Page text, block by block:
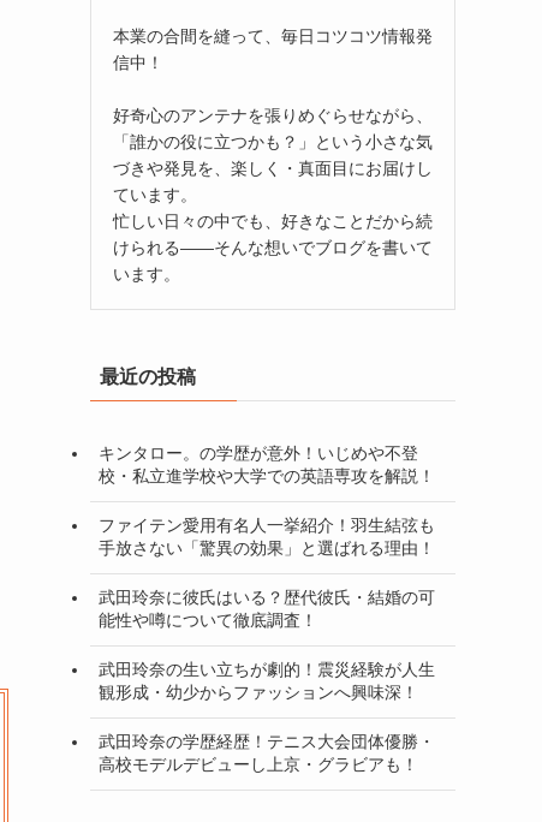
本業の合間を縫って、毎日コツコツ情報発
信中！
好奇心のアンテナを張りめぐらせながら、
「誰かの役に立つかも？」という小さな気
づきや発見を、楽しく・真面目にお届けし
ています。
忙しい日々の中でも、好きなことだから続
けられる——そんな想いでブログを書いて
います。
最近の投稿
キンタロー。の学歴が意外！いじめや不登
校・私立進学校や大学での英語専攻を解説！
ファイテン愛用有名人一挙紹介！羽生結弦も
手放さない「驚異の効果」と選ばれる理由！
武田玲奈に彼氏はいる？歴代彼氏・結婚の可
能性や噂について徹底調査！
武田玲奈の生い立ちが劇的！震災経験が人生
観形成・幼少からファッションへ興味深！
武田玲奈の学歴経歴！テニス大会団体優勝・
高校モデルデビューし上京・グラビアも！